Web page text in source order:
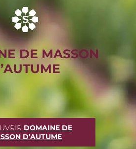
DE MASSON
DOMAINE DE
D’AUTUME